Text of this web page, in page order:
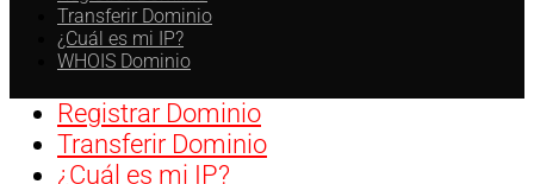
Transferir Dominio
¿Cuál es mi IP?
WHOIS Dominio
Registrar Dominio
Transferir Dominio
¿Cuál es mi IP?